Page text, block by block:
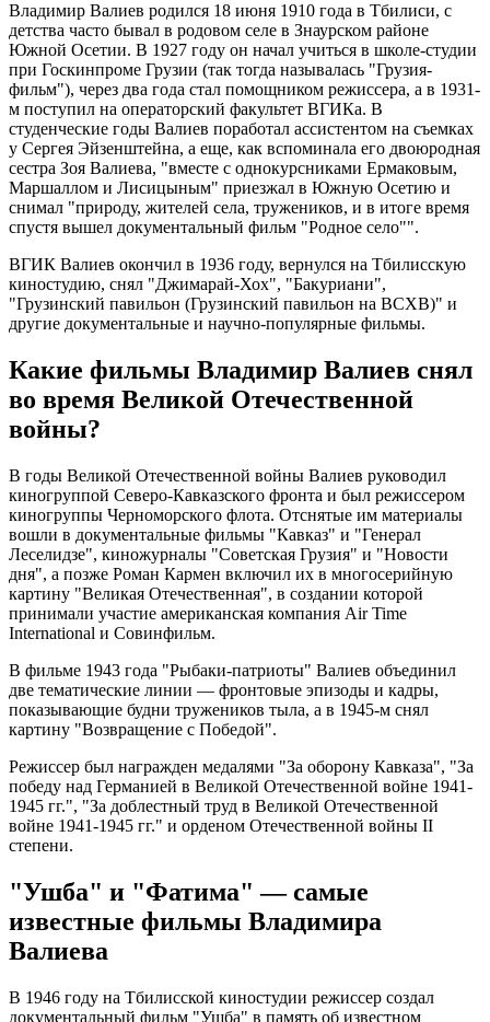
Владимир Валиев родился 18 июня 1910 года в Тбилиси, с
детства часто бывал в родовом селе в Знаурском районе
Южной Осетии. В 1927 году он начал учиться в школе-студии
при Госкинпроме Грузии (так тогда называлась "Грузия-
фильм"), через два года стал помощником режиссера, а в 1931-
м поступил на операторский факультет ВГИКа. В
студенческие годы Валиев поработал ассистентом на съемках
у Сергея Эйзенштейна, а еще, как вспоминала его двоюродная
сестра Зоя Валиева, "вместе с однокурсниками Ермаковым,
Маршаллом и Лисицыным" приезжал в Южную Осетию и
снимал "природу, жителей села, тружеников, и в итоге время
спустя вышел документальный фильм "Родное село"".
ВГИК Валиев окончил в 1936 году, вернулся на Тбилисскую
киностудию, снял "Джимарай-Хох", "Бакуриани",
"Грузинский павильон (Грузинский павильон на ВСХВ)" и
другие документальные и научно-популярные фильмы.
Какие фильмы Владимир Валиев снял
во время Великой Отечественной
войны?
В годы Великой Отечественной войны Валиев руководил
киногруппой Северо-Кавказского фронта и был режиссером
киногруппы Черноморского флота. Отснятые им материалы
вошли в документальные фильмы "Кавказ" и "Генерал
Леселидзе", киножурналы "Советская Грузия" и "Новости
дня", а позже Роман Кармен включил их в многосерийную
картину "Великая Отечественная", в создании которой
принимали участие американская компания Air Time
International и Совинфильм.
В фильме 1943 года "Рыбаки-патриоты" Валиев объединил
две тематические линии — фронтовые эпизоды и кадры,
показывающие будни тружеников тыла, а в 1945-м снял
картину "Возвращение с Победой".
Режиссер был награжден медалями "За оборону Кавказа", "За
победу над Германией в Великой Отечественной войне 1941-
1945 гг.", "За доблестный труд в Великой Отечественной
войне 1941-1945 гг." и орденом Отечественной войны II
степени.
"Ушба" и "Фатима" — самые
известные фильмы Владимира
Валиева
В 1946 году на Тбилисской киностудии режиссер создал
документальный фильм "Ушба" в память об известном